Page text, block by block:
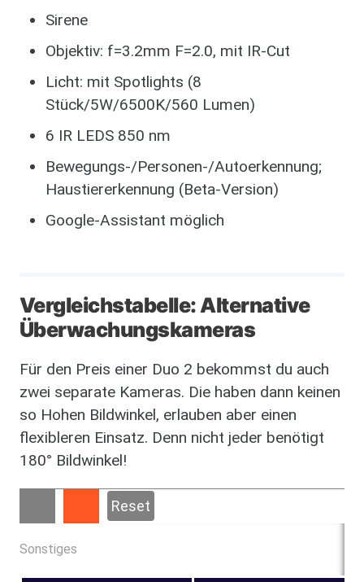
Sirene
Objektiv: f=3.2mm F=2.0, mit IR-Cut
Licht: mit Spotlights (8
Stück/5W/6500K/560 Lumen)
6 IR LEDS 850 nm
Bewegungs-/Personen-/Autoerkennung;
Haustiererkennung (Beta-Version)
Google-Assistant möglich
Vergleichstabelle: Alternative
Überwachungskameras
Für den Preis einer Duo 2 bekommst du auch
zwei separate Kameras. Die haben dann keinen
so Hohen Bildwinkel, erlauben aber einen
flexibleren Einsatz. Denn nicht jeder benötigt
180° Bildwinkel!
Reset
Sonstiges